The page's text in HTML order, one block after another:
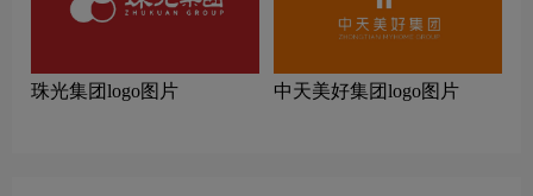
珠光集团logo图片 中天美好集团logo图片